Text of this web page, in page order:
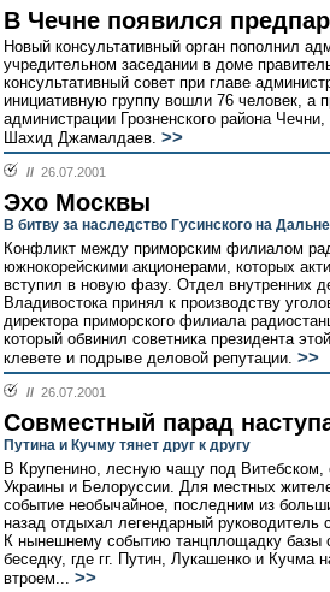
В Чечне появился
Новый консультативный орган пополнил
учредительном заседании в доме
консультативный совет при главе
инициативную группу вошли 76 человек, а
администрации Грозненского района
Шахид Джамалдаев. >>
// 26.07.2001
Эхо Москвы
В битву за наследство Гусинского на
Конфликт между приморским филиалом
южнокорейскими акционерами, которых
вступил в новую фазу. Отдел внутренних
Владивостока принял к производству
директора приморского филиала
который обвинил советника президента
клевете и подрыве деловой репутации. >>
// 26.07.2001
Совместный парад
Путина и Кучму тянет друг к другу
В Крупенино, лесную чащу под Витебском,
Украины и Белоруссии. Для местных
событие необычайное, последним из
назад отдыхал легендарный
К нынешнему событию танцплощадку базы
беседку, где гг. Путин, Лукашенко и Кучма
втроем... >>